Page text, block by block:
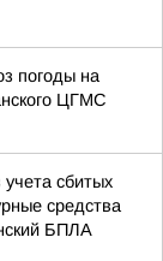
погоды на
ЦГМС
сбитых
средства
БПЛА